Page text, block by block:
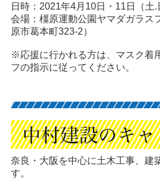
日時：2021年4月10日・11日（土.
会場：橿原運動公園ヤマダガラス
原市葛本町323-2）
※応援に行かれる方は、マスク着
フの指示に従ってください。
奈良・大阪を中心に土木工事、建
す。